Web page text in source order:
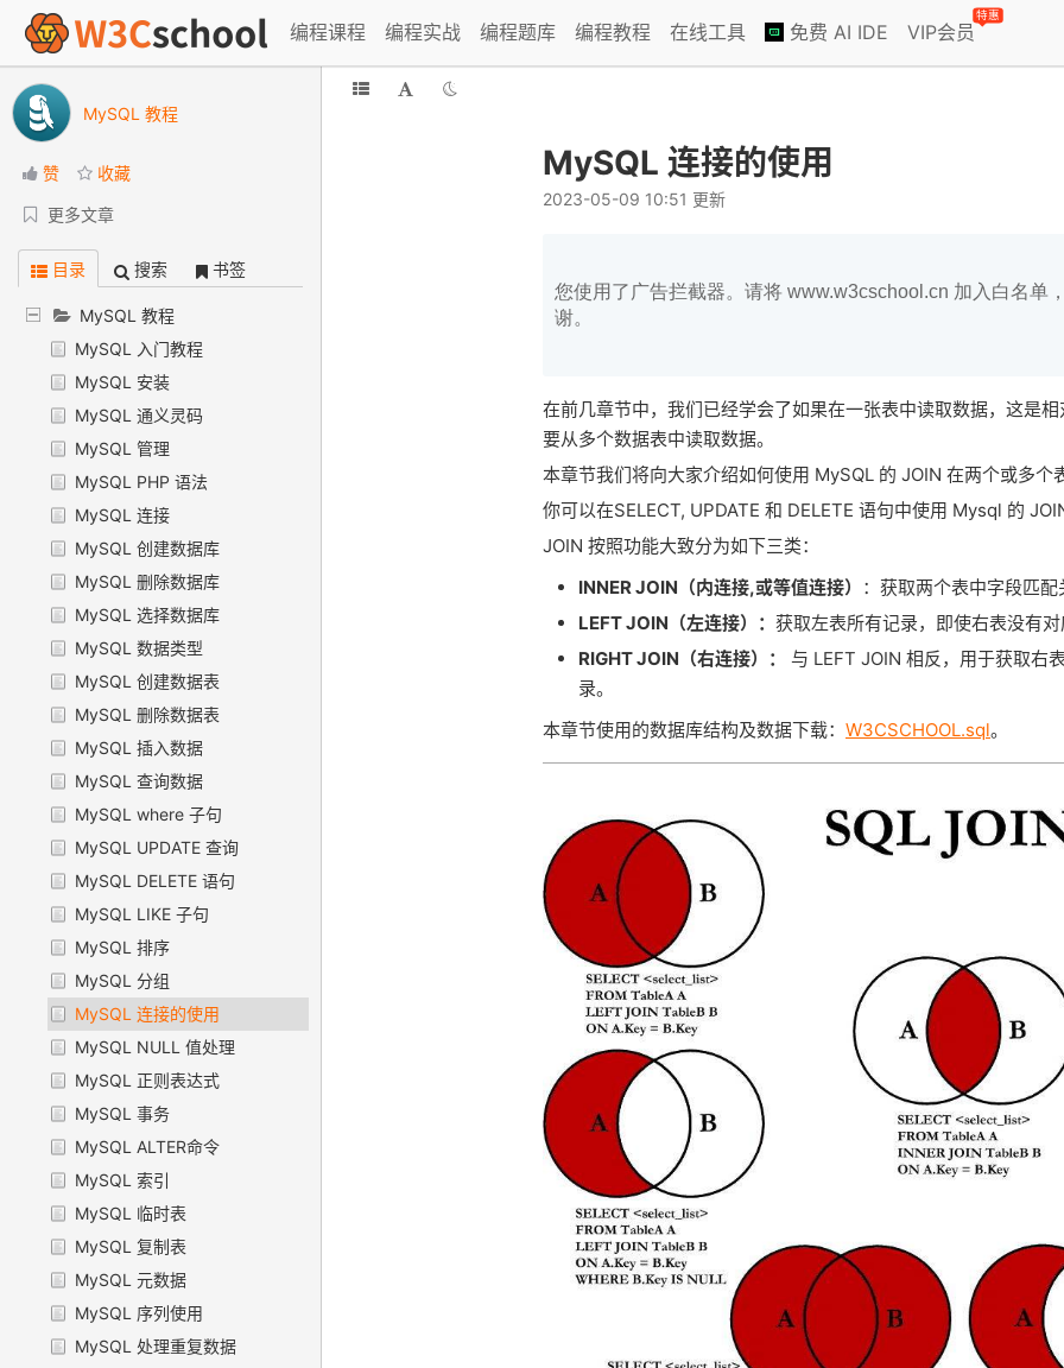
编程课程 编程实战 编程题库 编程教程 在线工具 免费 AI IDE VIP会员
特惠
MySQL 教程
赞 收藏
更多文章
目录 搜索 书签
MySQL 教程
MySQL 入门教程
MySQL 安装
MySQL 通义灵码
MySQL 管理
MySQL PHP 语法
MySQL 连接
MySQL 创建数据库
MySQL 删除数据库
MySQL 选择数据库
MySQL 数据类型
MySQL 创建数据表
MySQL 删除数据表
MySQL 插入数据
MySQL 查询数据
MySQL where 子句
MySQL UPDATE 查询
MySQL DELETE 语句
MySQL LIKE 子句
MySQL 排序
MySQL 分组
MySQL 连接的使用
MySQL NULL 值处理
MySQL 正则表达式
MySQL 事务
MySQL ALTER命令
MySQL 索引
MySQL 临时表
MySQL 复制表
MySQL 元数据
MySQL 序列使用
MySQL 处理重复数据
MySQL 连接的使用
2023-05-09 10:51 更新
您使用了广告拦截器。请将 www.w3cschool.cn 加入白名单
谢。
在前几章节中，我们已经学会了如果在一张表中读取数据，这是
要从多个数据表中读取数据。
本章节我们将向大家介绍如何使用 MySQL 的 JOIN 在两个或多个
你可以在SELECT, UPDATE 和 DELETE 语句中使用 Mysql 的
JOIN 按照功能大致分为如下三类：
INNER JOIN（内连接,或等值连接）
：获取两个表中字段匹配
LEFT JOIN（左连接）： 获取左表所有记录，即使右表没有对
RIGHT JOIN（右连接）：
与 LEFT JOIN 相反，用于获取右
录。
本章节使用的数据库结构及数据下载： W3CSCHOOL.sql。